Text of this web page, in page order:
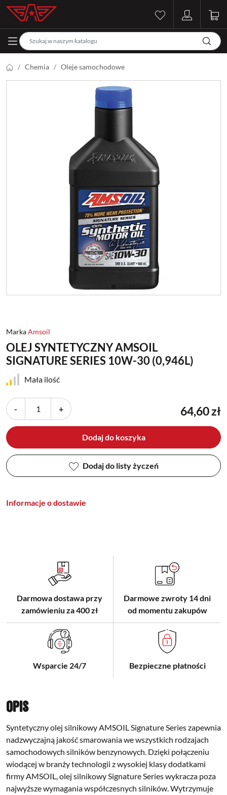
Chemia Oleje samochodowe
MarkaAmsoil
OLEJ SYNTETYCZNY AMSOIL
SIGNATURE SERIES 10W-30 (0,946L)
Mała ilość
- + 64,60 zł
Dodaj do koszyka
Dodaj do listy życzeń
Informacje o dostawie
Darmowa dostawa przy
zamówieniu za 400 zł
Darmowe zwroty 14 dni
od momentu zakupów
Wsparcie 24/7 Bezpieczne płatności
Opis
Syntetyczny olej silnikowy AMSOIL Signature Series zapewnia
nadzwyczajną jakość smarowania we wszystkich rodzajach
samochodowych silników benzynowych. Dzięki połączeniu
wiodącej w branży technologii z wysokiej klasy dodatkami
firmy AMSOIL, olej silnikowy Signature Series wykracza poza
najwyższe wymagania współczesnych silników. Wytrzymuje